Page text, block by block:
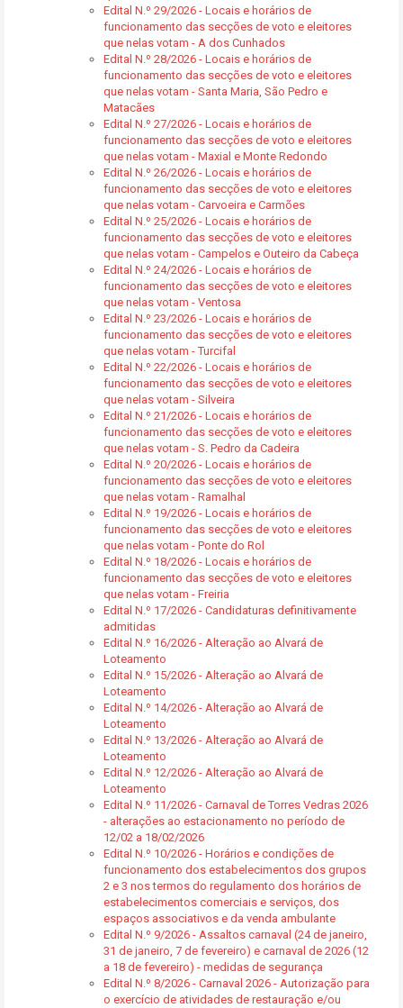
Edital N.º 29/2026 - Locais e horários de
funcionamento das secções de voto e eleitores
que nelas votam - A dos Cunhados
Edital N.º 28/2026 - Locais e horários de
funcionamento das secções de voto e eleitores
que nelas votam - Santa Maria, São Pedro e
Matacães
Edital N.º 27/2026 - Locais e horários de
funcionamento das secções de voto e eleitores
que nelas votam - Maxial e Monte Redondo
Edital N.º 26/2026 - Locais e horários de
funcionamento das secções de voto e eleitores
que nelas votam - Carvoeira e Carmões
Edital N.º 25/2026 - Locais e horários de
funcionamento das secções de voto e eleitores
que nelas votam - Campelos e Outeiro da Cabeça
Edital N.º 24/2026 - Locais e horários de
funcionamento das secções de voto e eleitores
que nelas votam - Ventosa
Edital N.º 23/2026 - Locais e horários de
funcionamento das secções de voto e eleitores
que nelas votam - Turcifal
Edital N.º 22/2026 - Locais e horários de
funcionamento das secções de voto e eleitores
que nelas votam - Silveira
Edital N.º 21/2026 - Locais e horários de
funcionamento das secções de voto e eleitores
que nelas votam - S. Pedro da Cadeira
Edital N.º 20/2026 - Locais e horários de
funcionamento das secções de voto e eleitores
que nelas votam - Ramalhal
Edital N.º 19/2026 - Locais e horários de
funcionamento das secções de voto e eleitores
que nelas votam - Ponte do Rol
Edital N.º 18/2026 - Locais e horários de
funcionamento das secções de voto e eleitores
que nelas votam - Freiria
Edital N.º 17/2026 - Candidaturas definitivamente
admitidas
Edital N.º 16/2026 - Alteração ao Alvará de
Loteamento
Edital N.º 15/2026 - Alteração ao Alvará de
Loteamento
Edital N.º 14/2026 - Alteração ao Alvará de
Loteamento
Edital N.º 13/2026 - Alteração ao Alvará de
Loteamento
Edital N.º 12/2026 - Alteração ao Alvará de
Loteamento
Edital N.º 11/2026 - Carnaval de Torres Vedras 2026
- alterações ao estacionamento no período de
12/02 a 18/02/2026
Edital N.º 10/2026 - Horários e condições de
funcionamento dos estabelecimentos dos grupos
2 e 3 nos termos do regulamento dos horários de
estabelecimentos comerciais e serviços, dos
espaços associativos e da venda ambulante
Edital N.º 9/2026 - Assaltos carnaval (24 de janeiro,
31 de janeiro, 7 de fevereiro) e carnaval de 2026 (12
a 18 de fevereiro) - medidas de segurança
Edital N.º 8/2026 - Carnaval 2026 - Autorização para
o exercício de atividades de restauração e/ou